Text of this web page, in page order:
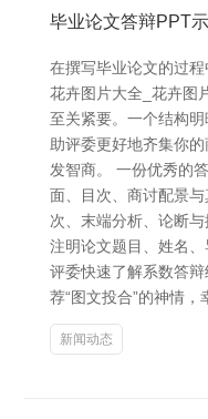
毕业论文答辩PPT
在撰写毕业论文的过程
花卉图片大全_花卉图
至关紧要。一个结构
助评委更好地齐集你
发智商。 一份优秀的
面、目次、商讨配景
次、末端分析、论断
注明论文题目、姓名
评委快速了解系数答
荐“图文投合”的神情
新闻动态